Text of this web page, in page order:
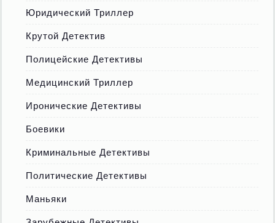
Юридический Триллер
Крутой Детектив
Полицейские Детективы
Медицинский Триллер
Иронические Детективы
Боевики
Криминальные Детективы
Политические Детективы
Маньяки